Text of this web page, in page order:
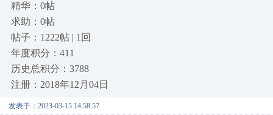
精华：0帖
求助：0帖
帖子：1222帖 | 1回
年度积分：411
历史总积分：3788
注册：2018年12月04日
发表于：2023-03-15 14:58:57